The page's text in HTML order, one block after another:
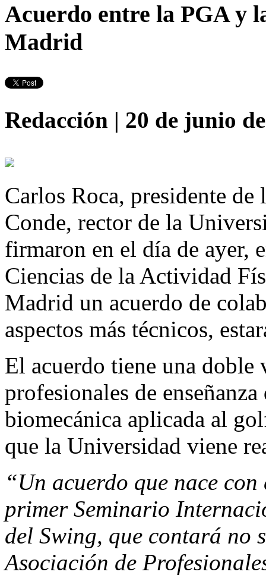
Acuerdo entre la PGA y
Madrid
Redacción | 20 de junio
Carlos Roca, presidente
Conde, rector de la
firmaron en el día de ayer,
Ciencias de la Actividad
Madrid un acuerdo de
aspectos más técnicos,
El acuerdo tiene una
profesionales de
biomecánica aplicada al
que la Universidad viene
“Un acuerdo que nace
primer Seminario
del Swing, que contará no
Asociación de